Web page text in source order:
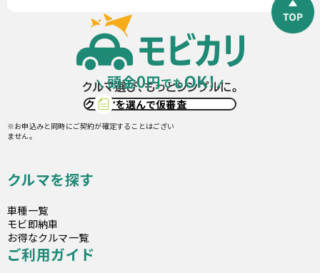
クルマを選んで仮審査
※お申込みと同時にご契約が確定することはござい
ません。
クルマを探す
車種一覧
モビ即納車
お得なクルマ一覧
ご利用ガイド